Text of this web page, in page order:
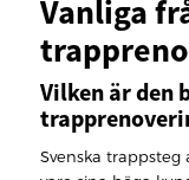
Vanliga
Vilken är den
Svenska trappsteg